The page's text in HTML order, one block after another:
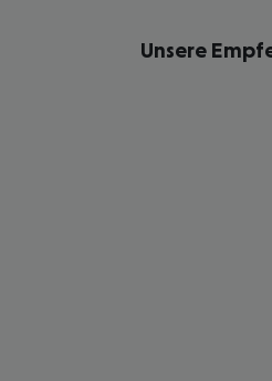
Unsere